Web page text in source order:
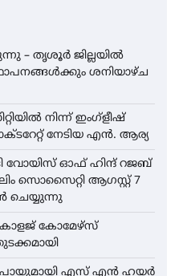
– തൃശൂർ ജില്ലയിൽ
ശനിയാഴ്ച
നിന്ന് ഇംഗ്ളീഷ്
നേടിയ എൻ. ആര്യ
ദി വോയിസ് ഓഫ് ഹിന്ദ് റജബ്
സൊസൈറ്റി ആഗസ്റ്റ് 7
ചെയ്യുന്നു
കോമേഴ്‌സ്
എസ് എൻ ഹയർ